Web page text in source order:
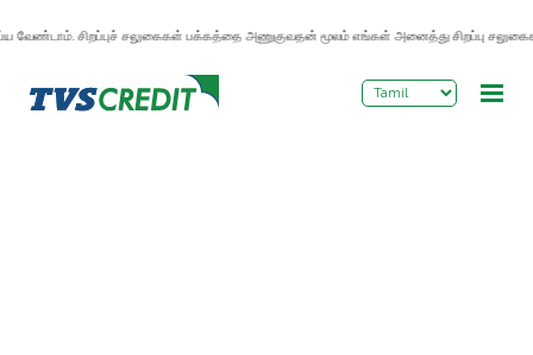
சிறப்புச் சலுகைகள் பக்கத்தை அணுகுவதன் மூலம் எங்கள் அனைத்து சிறப்பு